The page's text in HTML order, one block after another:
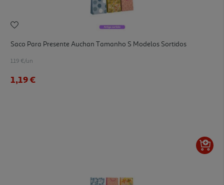
Saco Para Presente Auchan Tamanho S Modelos Sortidos
1.19 €/un
1,19 €